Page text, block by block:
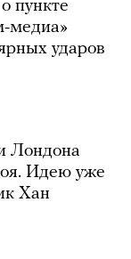
пункте
медиа»
ударов
Лондона
Идею уже
Хан